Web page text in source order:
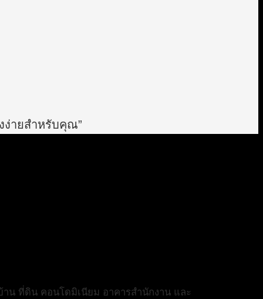
ง่ายสำหรับคุณ”
น ที่ดิน คอนโดมิเนียม อาคารสำนักงาน และ